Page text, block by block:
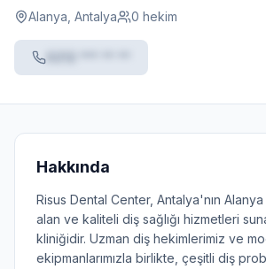
Alanya, Antalya 0 hekim
Hakkında
Risus Dental Center, Antalya'nın
alan ve kaliteli diş sağlığı hizmetleri
kliniğidir. Uzman diş hekimlerimiz ve
ekipmanlarımızla birlikte, çeşitli diş